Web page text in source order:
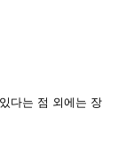
다는 점 외에는 장